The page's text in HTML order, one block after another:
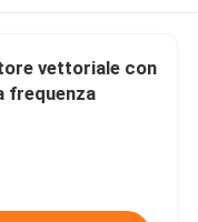
vettoriale con
frequenza